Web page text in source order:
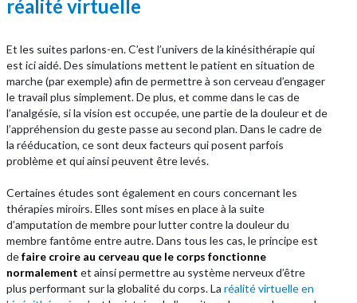
réalité virtuelle
Et les suites parlons-en. C’est l’univers de la kinésithérapie qui
est ici aidé. Des simulations mettent le patient en situation de
marche (par exemple) afin de permettre à son cerveau d’engager
le travail plus simplement. De plus, et comme dans le cas de
l’analgésie, si la vision est occupée, une partie de la douleur et de
l’appréhension du geste passe au second plan. Dans le cadre de
la rééducation, ce sont deux facteurs qui posent parfois
problème et qui ainsi peuvent être levés.
Certaines études sont également en cours concernant les
thérapies miroirs. Elles sont mises en place à la suite
d’amputation de membre pour lutter contre la douleur du
membre fantôme entre autre. Dans tous les cas, le principe est
defaire croire au cerveau que le corps fonctionne
normalement et ainsi permettre au système nerveux d’être
plus performant sur la globalité du corps. La réalité virtuelle en